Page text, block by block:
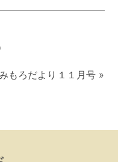
もろだより１１月号 »